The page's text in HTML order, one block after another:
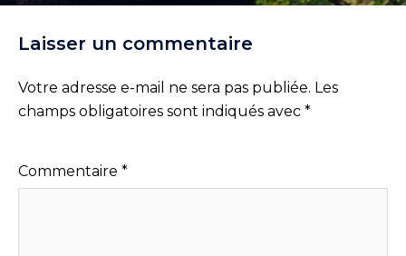
Laisser un commentaire
Votre adresse e-mail ne sera pas publiée. Les
champs obligatoires sont indiqués avec *
Commentaire *